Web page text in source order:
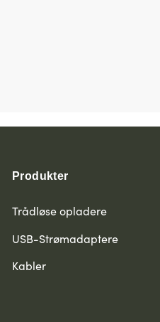
Produkter
Trådløse opladere
USB-Strømadaptere
Kabler